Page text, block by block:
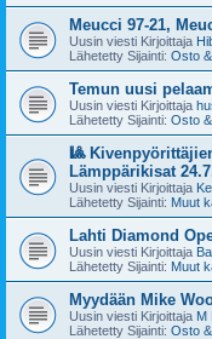
Meucci 97-21,
Uusin viesti Kirjoittaja
Lähetetty Sijainti: Osto
Temun uusi
Uusin viesti Kirjoittaja
Lähetetty Sijainti: Osto
🎱
Lämppärikisat
Uusin viesti Kirjoittaja
Lähetetty Sijainti: Muut
Lahti Diamond
Uusin viesti Kirjoittaja
Lähetetty Sijainti: Muut
Myydään Mike
Uusin viesti Kirjoittaja M
Lähetetty Sijainti: Osto